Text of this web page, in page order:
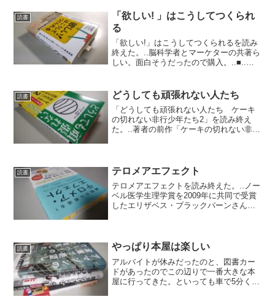
ずっ...
読書
「欲しい! 」はこうしてつくられ
る
「欲しい!」はこうしてつくられるを読み
終えた。..脳科学者とマーケターの共著ら
しい。面白そうだったので購入。..■..メ
を取り込んで主観的な体験を生み出すと
きに脳内で起...
読書 どうしても頑張れない人たち
「どうしても頑張れない人たち ケーキ
の切れない非行少年たち2」を読み終え
た。..著者の前作「ケーキの切れない非行
正常域を下回る境...
読書 テロメアエフェクト
テロメアエフェクトを読み終えた。..ノー
ベル医学生理学賞を2009年に共同で受賞
したエリザベス・ブラックバーンさんと
染色体の先端部...
読書 やっぱり本屋は楽しい
アルバイトが休みだったのと、図書カー
ドがあったのでこの辺りで一番大きな本
屋に行ってきた。といっても車で5分くら